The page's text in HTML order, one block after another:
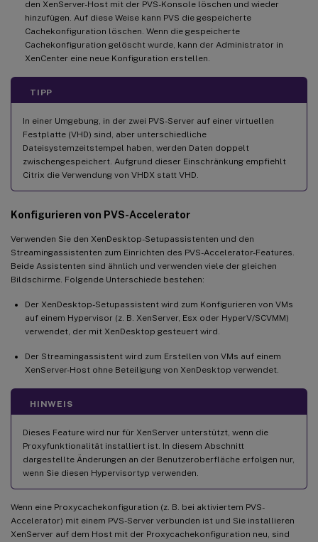
den XenServer-Host mit der PVS-Konsole löschen und wieder
hinzufügen. Auf diese Weise kann PVS die gespeicherte
Cachekonfiguration löschen. Wenn die gespeicherte
Cachekonfiguration gelöscht wurde, kann der Administrator in
XenCenter eine neue Konfiguration erstellen.
TIPP
In einer Umgebung, in der zwei PVS-Server auf einer virtuellen
Festplatte (VHD) sind, aber unterschiedliche
Dateisystemzeitstempel haben, werden Daten doppelt
zwischengespeichert. Aufgrund dieser Einschränkung empfiehlt
Citrix die Verwendung von VHDX statt VHD.
Konfigurieren von PVS-Accelerator
Verwenden Sie den XenDesktop-Setupassistenten und den
Streamingassistenten zum Einrichten des PVS-Accelerator-Features.
Beide Assistenten sind ähnlich und verwenden viele der gleichen
Bildschirme. Folgende Unterschiede bestehen:
Der XenDesktop-Setupassistent wird zum Konfigurieren von VMs
auf einem Hypervisor (z. B. XenServer, Esx oder HyperV/SCVMM)
verwendet, der mit XenDesktop gesteuert wird.
Der Streamingassistent wird zum Erstellen von VMs auf einem
XenServer-Host ohne Beteiligung von XenDesktop verwendet.
HINWEIS
Dieses Feature wird nur für XenServer unterstützt, wenn die
Proxyfunktionalität installiert ist. In diesem Abschnitt
dargestellte Änderungen an der Benutzeroberfläche erfolgen nur,
wenn Sie diesen Hypervisortyp verwenden.
Wenn eine Proxycachekonfiguration (z. B. bei aktiviertem PVS-
Accelerator) mit einem PVS-Server verbunden ist und Sie installieren
XenServer auf dem Host mit der Proxycachekonfiguration neu, sind